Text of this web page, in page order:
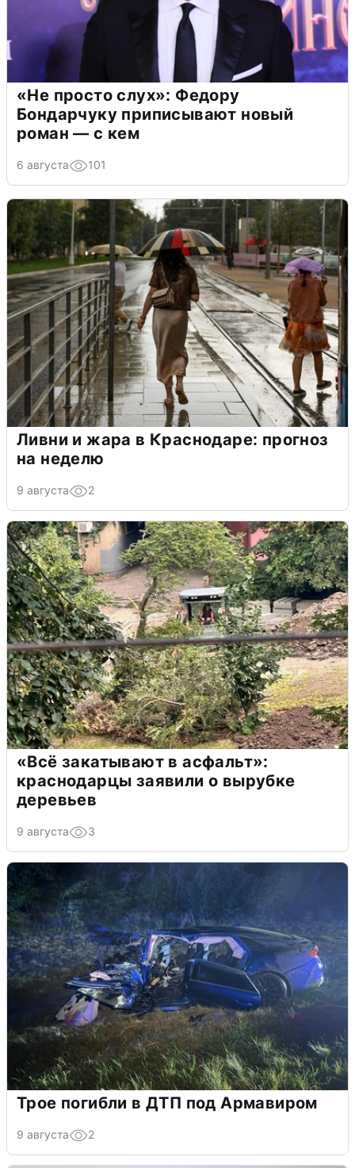
«Не просто слух»: Федору
Бондарчуку приписывают новый
роман — с кем
6 августа 101
Ливни и жара в Краснодаре: прогноз
на неделю
9 августа 2
«Всё закатывают в асфальт»:
краснодарцы заявили о вырубке
деревьев
9 августа 3
Трое погибли в ДТП под Армавиром
9 августа 2